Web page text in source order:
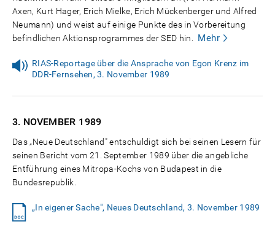
Axen, Kurt Hager, Erich Mielke, Erich Mückenberger und Alfred
Neumann) und weist auf einige Punkte des in Vorbereitung
befindlichen Aktionsprogrammes der SED hin.
Mehr
RIAS-Reportage über die Ansprache von Egon Krenz im
DDR-Fernsehen, 3. November 1989
3. NOVEMBER 1989
Das „Neue Deutschland" entschuldigt sich bei seinen Lesern für
seinen Bericht vom 21. September 1989 über die angebliche
Entführung eines Mitropa-Kochs von Budapest in die
Bundesrepublik.
„In eigener Sache", Neues Deutschland, 3. November 1989